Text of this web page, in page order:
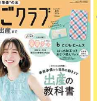
も、ちょっぴり個性
の良いところですよ
クしてみてくださ
は、削除される場合